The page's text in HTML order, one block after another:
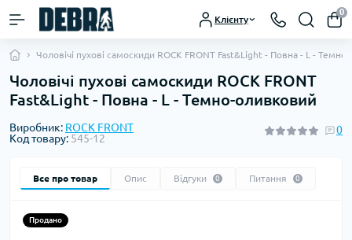
Клієнту
0
Чоловічі пухові самоскиди ROCK FRONT Fast&Light - Повна - L -
Чоловічі пухові самоскиди ROCK FRONT
Fast&Light - Повна - L - Темно-оливковий
Виробник: ROCK FRONT
Код товару: 545-12
0
Все про товар Опис Відгуки 0 Питання 0
Продано